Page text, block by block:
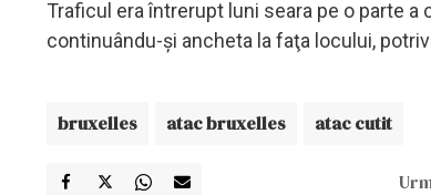
Traficul era întrerupt luni seara pe o parte
continuându-şi ancheta la faţa locului,
bruxelles atac bruxelles atac cutit